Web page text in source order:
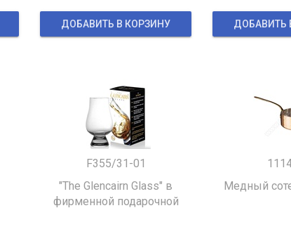
ДОБАВИТЬ В КОРЗИНУ ДОБАВИТЬ
F355/31-01
"The Glencairn Glass" в
фирменной подарочной
Медный